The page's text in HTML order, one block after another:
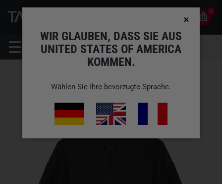
0
WIR GLAUBEN, DASS SIE AUS
UNITED STATES OF AMERICA
KOMMEN.
Wählen Sie Ihre bevorzugte Sprache.